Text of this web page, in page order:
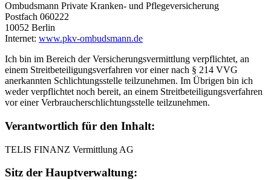
Ombudsmann Private Kranken- und Pflegeversicherung
Postfach 060222
10052 Berlin
Internet: www.pkv-ombudsmann.de
Ich bin im Bereich der Versicherungsvermittlung verpflichtet, an
einem Streitbeteiligungsverfahren vor einer nach § 214 VVG
anerkannten Schlichtungsstelle teilzunehmen. Im Übrigen bin ich
weder verpflichtet noch bereit, an einem Streitbeteiligungsverfahren
vor einer Verbraucherschlichtungsstelle teilzunehmen.
Verantwortlich für den Inhalt:
TELIS FINANZ Vermittlung AG
Sitz der Hauptverwaltung: